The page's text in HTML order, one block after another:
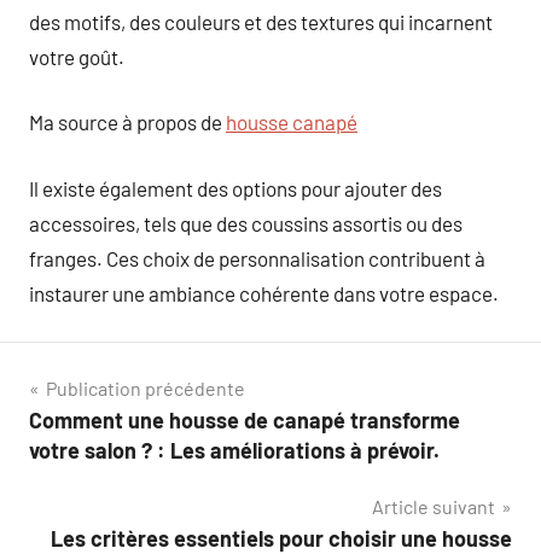
des motifs, des couleurs et des textures qui incarnent
votre goût.
Ma source à propos de housse canapé
Il existe également des options pour ajouter des
accessoires, tels que des coussins assortis ou des
franges. Ces choix de personnalisation contribuent à
instaurer une ambiance cohérente dans votre espace.
Navigation
de
Publication précédente
Comment une housse de canapé transforme
votre salon ? : Les améliorations à prévoir.
Article suivant
Les critères essentiels pour choisir une housse